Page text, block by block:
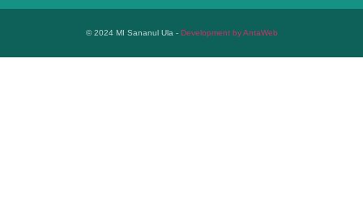
© 2024 MI Sananul Ula - Development by AntaWeb